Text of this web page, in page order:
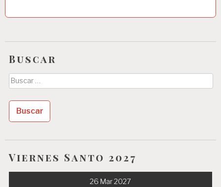
Buscar
Buscar:
Viernes Santo 2027
26 Mar 2027